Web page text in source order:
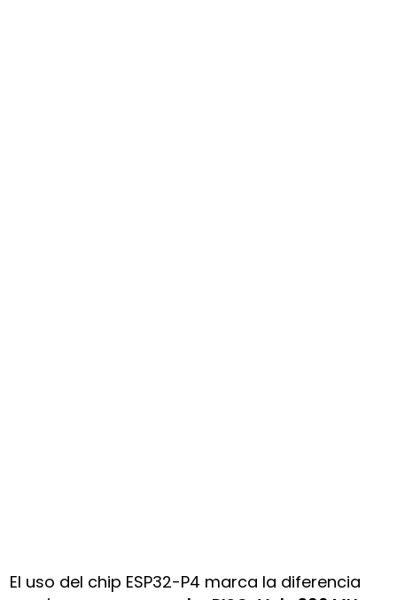
El uso del chip ESP32-P4 marca la diferencia